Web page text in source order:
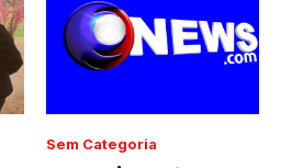
Sem Categoria